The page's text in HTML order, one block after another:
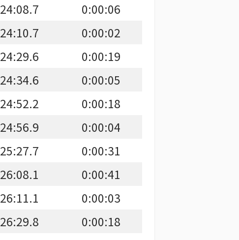
24:08.7
0:00:06
24:10.7
0:00:02
24:29.6
0:00:19
24:34.6
0:00:05
24:52.2
0:00:18
24:56.9
0:00:04
25:27.7
0:00:31
26:08.1
0:00:41
26:11.1
0:00:03
26:29.8
0:00:18